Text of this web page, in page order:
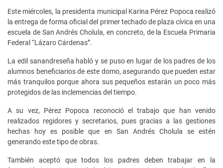
Este miércoles, la presidenta municipal Karina Pérez Popoca realizó
la entrega de forma oficial del primer techado de plaza cívica en una
escuela de San Andrés Cholula, en concreto, de la Escuela Primaria
Federal “Lázaro Cárdenas”.
La edil sanandreseña habló y se puso en lugar de los padres de los
alumnos beneficiarios de este domo, asegurando que pueden estar
más tranquilos porque ahora sus pequeños estarán un poco más
protegidos de las inclemencias del tiempo.
A su vez, Pérez Popoca reconoció el trabajo que han venido
realizados regidores y secretarios, pues gracias a las gestiones
hechas hoy es posible que en San Andrés Cholula se estén
generando este tipo de obras.
También aceptó que todos los padres deben trabajar en la